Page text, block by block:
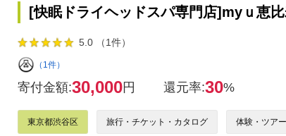
[快眠ドライヘッドスパ専門店]myｕ恵
5.0 （1件）
（1件）
寄付金額:30,000円 還元率:30%
東京都渋谷区 旅行・チケット・カタログ 体験・ツアー